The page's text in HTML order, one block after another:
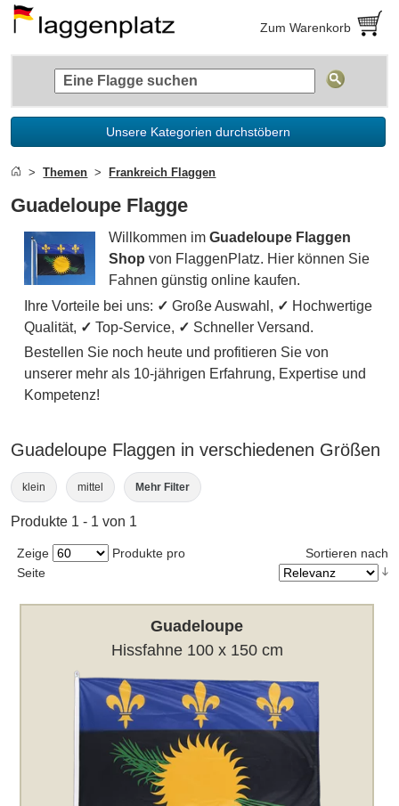
Zum Warenkorb
Unsere Kategorien durchstöbern
Themen Frankreich Flaggen
Guadeloupe Flagge
Willkommen imGuadeloupe Flaggen
Shop von FlaggenPlatz. Hier können Sie
Fahnen günstig online kaufen.
Ihre Vorteile bei uns: ✓ Große Auswahl, ✓ Hochwertige
Qualität, ✓ Top-Service, ✓ Schneller Versand.
Bestellen Sie noch heute und profitieren Sie von
unserer mehr als 10-jährigen Erfahrung, Expertise und
Kompetenz!
Guadeloupe Flaggen in verschiedenen Größen
klein mittel Mehr Filter
Produkte 1 - 1 von 1
Zeige
Produkte pro
Seite
Sortieren nach
Guadeloupe
Hissfahne 100 x 150 cm